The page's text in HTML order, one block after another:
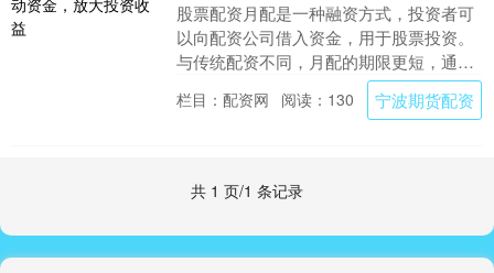
股票配资月配是一种融资方式，投资者可
以向配资公司借入资金，用于股票投资。
与传统配资不同，月配的期限更短，通常
为一个月，且利息按月结算。 期货市场波
动较大，配资可....
栏目：配资网 阅读：130 宁波期货配资
共 1 页/1 条记录